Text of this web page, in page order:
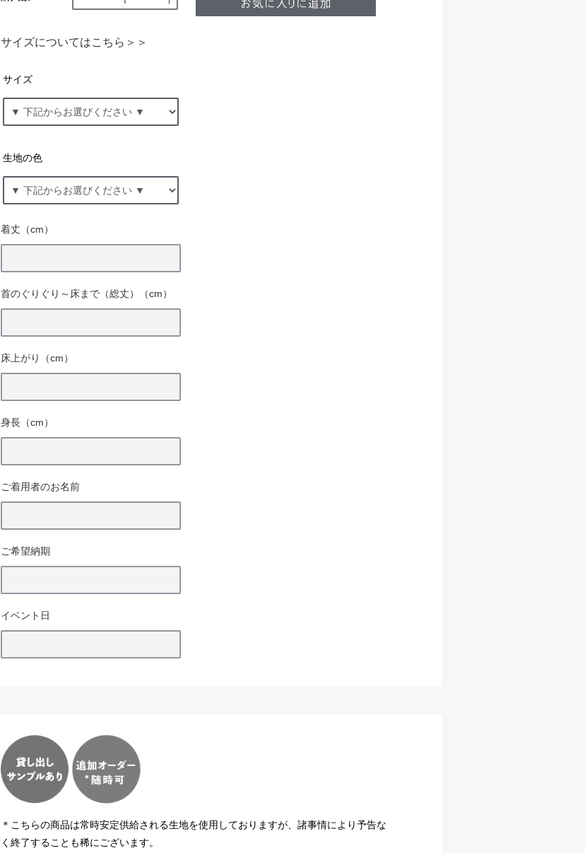
サイズについてはこちら＞＞
サイズ
生地の色
着丈（cm）
首のぐりぐり～床まで（総丈）（cm）
床上がり（cm）
身長（cm）
ご着用者のお名前
ご希望納期
イベント日
＊こちらの商品は常時安定供給される生地を使用しておりますが、諸事情により予告な
く終了することも稀にございます。